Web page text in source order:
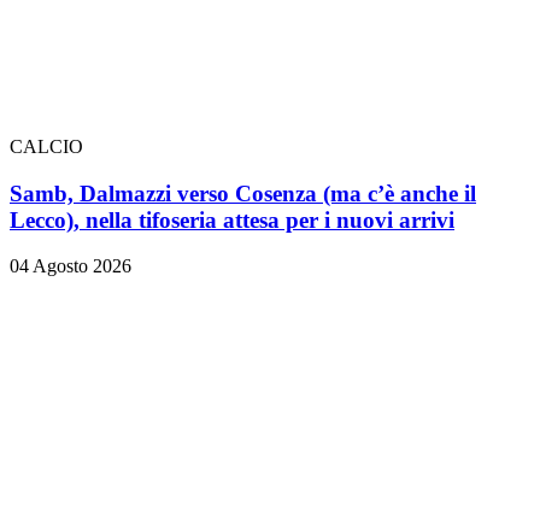
CALCIO
Samb, Dalmazzi verso Cosenza (ma c’è anche il
Lecco), nella tifoseria attesa per i nuovi arrivi
04 Agosto 2026